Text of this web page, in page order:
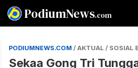
PodiumNews.com
PODIUMNEWS.COM / AKTUAL / SOSIAL
Sekaa Gong Tri